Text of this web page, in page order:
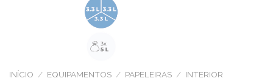
INÍCIO / EQUIPAMENTOS / PAPELEIRAS / INTERIOR